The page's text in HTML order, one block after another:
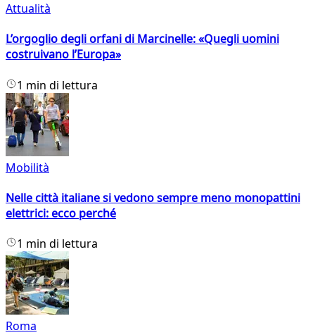
Attualità
L’orgoglio degli orfani di Marcinelle: «Quegli uomini
costruivano l’Europa»
1 min di lettura
Mobilità
Nelle città italiane si vedono sempre meno monopattini
elettrici: ecco perché
1 min di lettura
Roma